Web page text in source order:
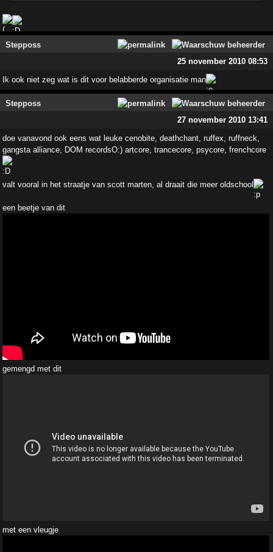
Stepposs
25 november 2010 08:53
Ik ook niet zeg wat is dit voor belabberde organisatie man
Stepposs
27 november 2010 13:41
doe vanavond ook eens wat leuke cenobite, deathchant, ruffex, ruffneck,
gangsta alliance, DOM recordsO:) artcore, trancecore, psycore, frenchcore
valt vooral in het straatje van scott marten, al draait die meer oldschool
een beetje van dit
gemengd met dit
met een vleugje